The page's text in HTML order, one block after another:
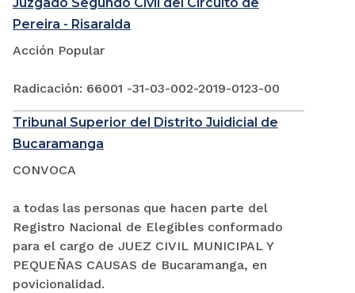
Pereira - Risaralda
Acción Popular
Radicación: 66001 -31-03-002-2019-0123-00
Tribunal Superior del Distrito Juidicial de
Bucaramanga
CONVOCA
a todas las personas que hacen parte del
Registro Nacional de Elegibles conformado
para el cargo de JUEZ CIVIL MUNICIPAL Y
PEQUEÑAS CAUSAS de Bucaramanga, en
povicionalidad.